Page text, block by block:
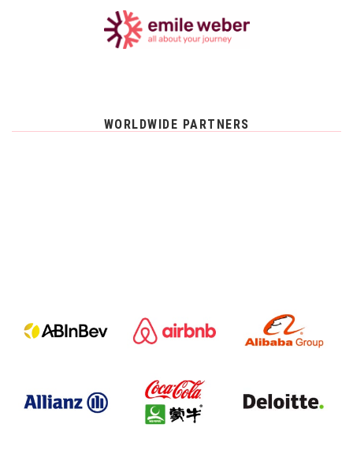
WORLDWIDE PARTNERS